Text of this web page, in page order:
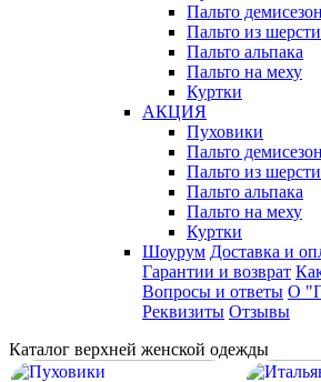
Пальто
Пальто из шерсти
Пальто альпака
Пальто на меху
Куртки
АКЦИЯ
Пуховики
Пальто
Пальто из шерсти
Пальто альпака
Пальто на меху
Куртки
Шоурум Доставка и
Гарантии и возврат
Вопросы и ответы О
Реквизиты Отзывы
Каталог верхней женской одежды